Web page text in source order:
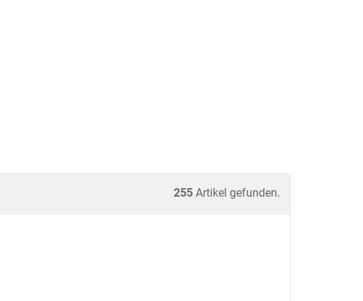
255 Artikel gefunden.